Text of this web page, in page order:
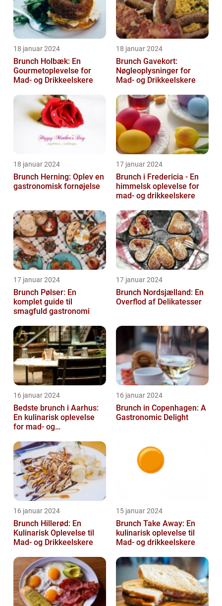
18 januar 2024
Brunch Holbæk: En
Gourmetoplevelse for
Mad- og Drikkeelskere
18 januar 2024
Brunch Gavekort:
Nøgleoplysninger for
Mad- og Drikkeelskere
18 januar 2024
Brunch Herning: Oplev en
gastronomisk fornøjelse
17 januar 2024
Brunch i Fredericia - En
himmelsk oplevelse for
mad- og drikkeelskere
17 januar 2024
Brunch Pølser: En
komplet guide til
smagfuld gastronomi
17 januar 2024
Brunch Nordsjælland: En
Overflod af Delikatesser
16 januar 2024
Bedste brunch i Aarhus:
En kulinarisk oplevelse
for mad- og
16 januar 2024
Brunch in Copenhagen: A
Gastronomic Delight
16 januar 2024
Brunch Hillerød: En
Kulinarisk Oplevelse til
Mad- og Drikkeelskere
15 januar 2024
Brunch Take Away: En
kulinarisk oplevelse til
Mad- og drikkeelskere